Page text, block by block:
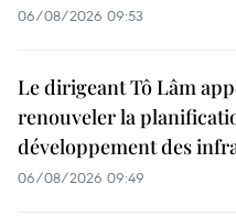
06/08/2026 09:53
Le dirigeant Tô Lâm
renouveler la
développement des
06/08/2026 09:49